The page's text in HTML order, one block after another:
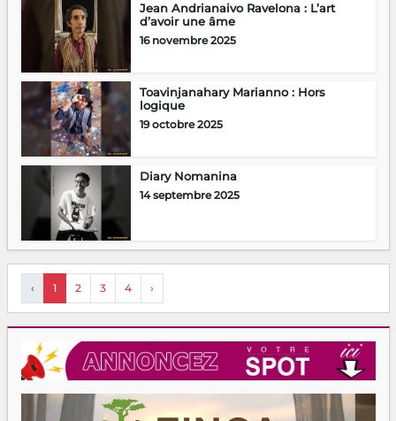
Jean Andrianaivo Ravelona : L’art
d’avoir une âme
16 novembre 2025
Toavinjanahary Marianno : Hors
logique
19 octobre 2025
Diary Nomanina
14 septembre 2025
‹ 1 2 3 4 ›